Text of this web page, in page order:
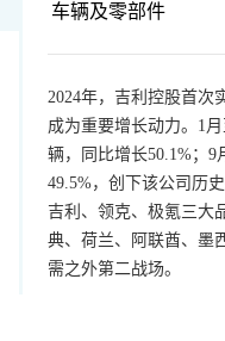
车辆及零部件
2024年，吉利控股首次
成为重要增长动力。1
辆，同比增长50.1%；
49.5%，创下该公司历
吉利、领克、极氪三大
典、荷兰、阿联酋、墨
需之外第二战场。